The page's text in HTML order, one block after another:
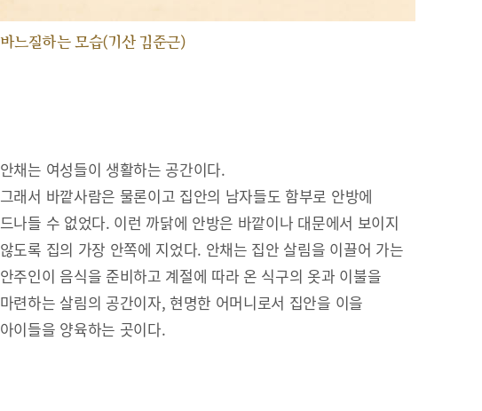
바느질하는 모습(기산 김준근)
안채는 여성들이 생활하는 공간이다.
그래서 바깥사람은 물론이고 집안의 남자들도 함부로 안방에
드나들 수 없었다. 이런 까닭에 안방은 바깥이나 대문에서 보이지
않도록 집의 가장 안쪽에 지었다. 안채는 집안 살림을 이끌어 가는
안주인이 음식을 준비하고 계절에 따라 온 식구의 옷과 이불을
마련하는 살림의 공간이자, 현명한 어머니로서 집안을 이을
아이들을 양육하는 곳이다.